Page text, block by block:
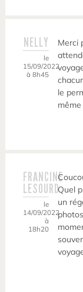
NELLY
le
15/09/2022
à 8h45
Merci
le
FRANCINE
LESOURD
le
14/09/2022
à
18h20
Quel
un